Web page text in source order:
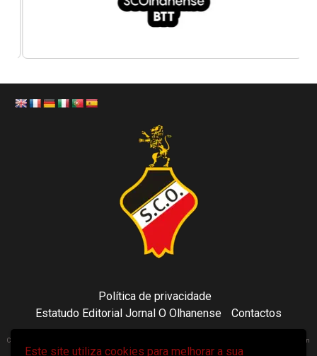
Este site utiliza cookies para melhorar a sua
Política de privacidade
Estatudo Editorial Jornal O Olhanense
Contactos
Copyright 2021 © Sporting Clube Olhanense - All rights reserved | Adapted by Tecni24.com | Hosted on
ToonsDomain.com |Newspherepor AF themes.